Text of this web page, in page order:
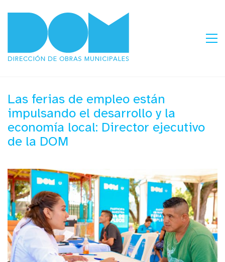
Las ferias de empleo están
impulsando el desarrollo y la
economía local: Director ejecutivo
de la DOM